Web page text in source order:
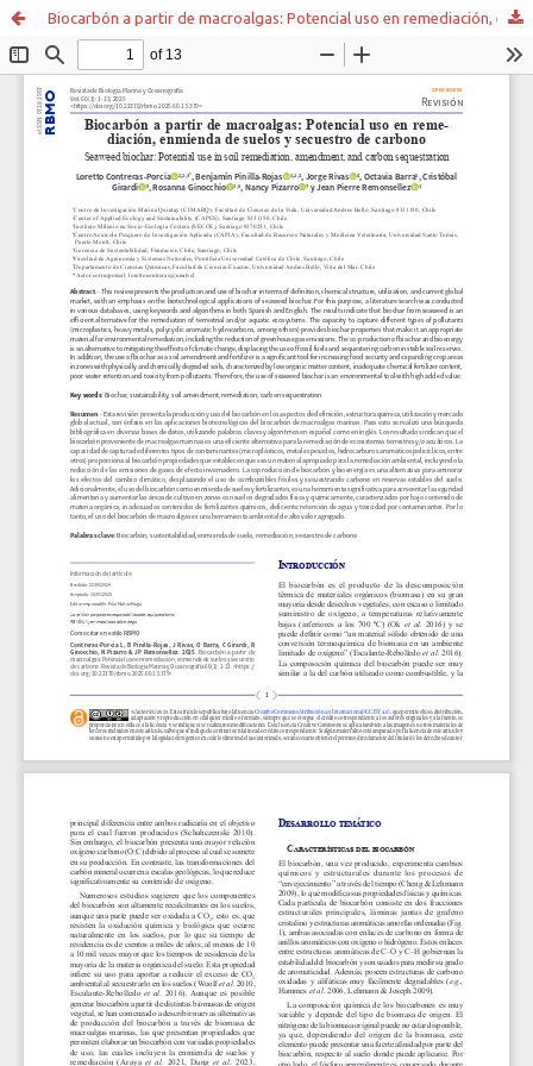
Biocarbón a partir de macroalgas: Potencial uso en remediación, enmienda de suelos y secuestro de carbono